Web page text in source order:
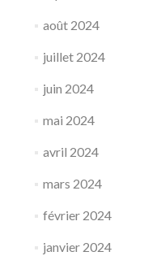
août 2024
juillet 2024
juin 2024
mai 2024
avril 2024
mars 2024
février 2024
janvier 2024